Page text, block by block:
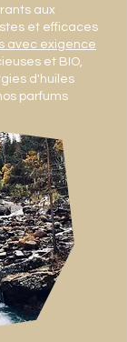
aux
et efficaces
avec exigence
et BIO,
d'huiles
parfums